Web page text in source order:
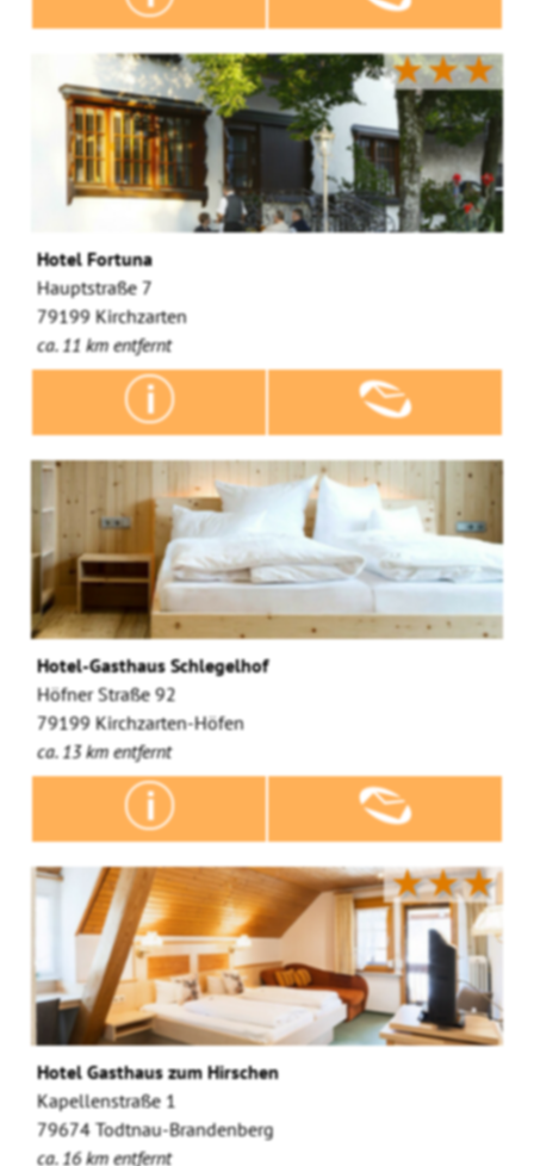
★★★
Hotel Fortuna
Hauptstraße 7
79199 Kirchzarten
ca. 11 km entfernt
Hotel-Gasthaus Schlegelhof
Höfner Straße 92
79199 Kirchzarten-Höfen
ca. 13 km entfernt
★★★
Hotel Gasthaus zum Hirschen
Kapellenstraße 1
79674 Todtnau-Brandenberg
ca. 16 km entfernt